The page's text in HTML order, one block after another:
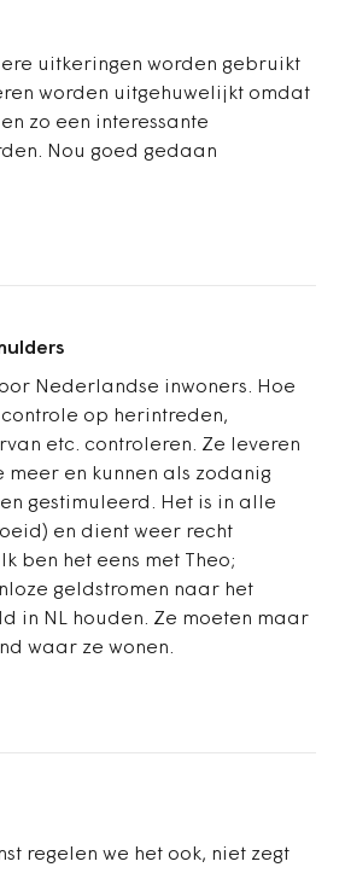
uitkeringen worden gebruikt
worden uitgehuwelijkt omdat
zo een interessante
Nou goed gedaan
Nederlandse inwoners. Hoe
op herintreden,
etc. controleren. Ze leveren
en kunnen als zodanig
gestimuleerd. Het is in alle
en dient weer recht
ben het eens met Theo;
geldstromen naar het
in NL houden. Ze moeten maar
waar ze wonen.
regelen we het ook, niet zegt